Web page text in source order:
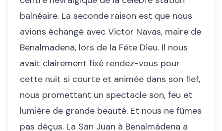
balnéaire. La seconde raison est que nous
avions échangé avec Victor Navas, maire de
Benalmadena, lors de la Fête Dieu. Il nous
avait clairement fixé rendez-vous pour
cette nuit si courte et animée dans son fief,
nous promettant un spectacle son, feu et
lumière de grande beauté. Et nous ne fûmes
pas déçus. La San Juan à Benalmádena a